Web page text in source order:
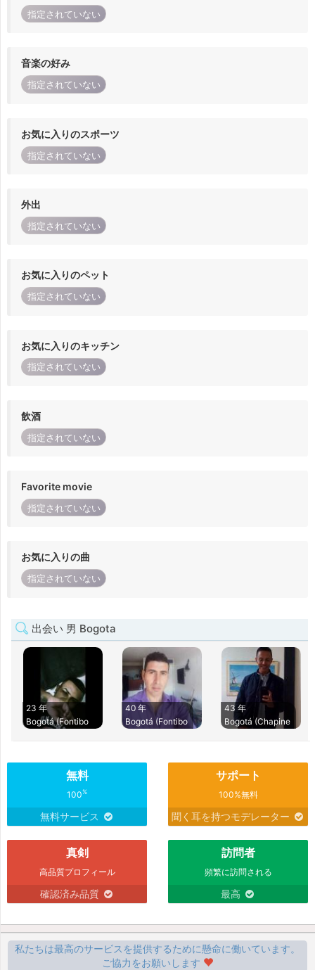
指定されていない
音楽の好み
指定されていない
お気に入りのスポーツ
指定されていない
外出
指定されていない
お気に入りのペット
指定されていない
お気に入りのキッチン
指定されていない
飲酒
指定されていない
Favorite movie
指定されていない
お気に入りの曲
指定されていない
出会い 男 Bogota
23 年
Bogotá (Fontibo
40 年
Bogotá (Fontibo
43 年
Bogotá (Chapine
無料
100%
無料サービス
サポート
100%無料
聞く耳を持つモデレーター
真剣
高品質プロフィール
確認済み品質
訪問者
頻繁に訪問される
最高
私たちは最高のサービスを提供するために懸命に働いています。
ご協力をお願いします